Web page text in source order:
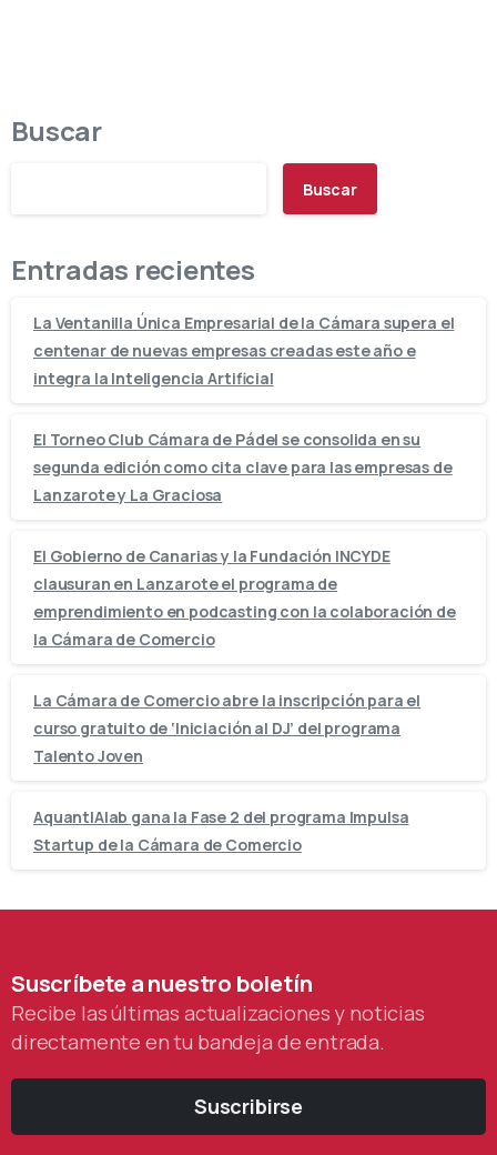
Buscar
Buscar
Entradas recientes
La Ventanilla Única Empresarial de la Cámara supera el
centenar de nuevas empresas creadas este año e
integra la Inteligencia Artificial
El Torneo Club Cámara de Pádel se consolida en su
segunda edición como cita clave para las empresas de
Lanzarote y La Graciosa
El Gobierno de Canarias y la Fundación INCYDE
clausuran en Lanzarote el programa de
emprendimiento en podcasting con la colaboración de
la Cámara de Comercio
La Cámara de Comercio abre la inscripción para el
curso gratuito de ‘Iniciación al DJ’ del programa
Talento Joven
AquantIAlab gana la Fase 2 del programa Impulsa
Startup de la Cámara de Comercio
Suscríbeteanuestro boletín
Recibe las últimas actualizaciones y noticias
directamente en tu bandeja de entrada.
Suscribirse